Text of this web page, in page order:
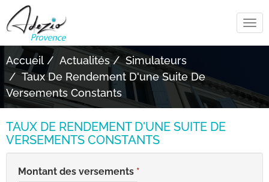
Accueil Actualités
Simulateurs
Taux De Rendement D'une Suite De
Versements Constants
TAUX DE RENDEMENT D'UNE SUITE DE
VERSEMENTS CONSTANTS
Montant des versements